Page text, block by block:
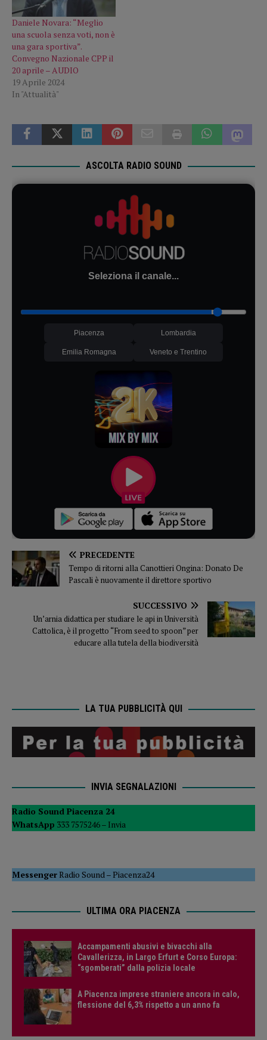
Daniele Novara: “Meglio
una scuola senza voti, non è
una gara sportiva”.
Convegno Nazionale CPP il
20 aprile – AUDIO
19 Aprile 2024
In "Attualità"
ASCOLTA RADIO SOUND
Seleziona il canale...
Piacenza Lombardia
Emilia Romagna Veneto e Trentino
PRECEDENTE
Tempo di ritorni alla Canottieri Ongina: Donato De
Pascali è nuovamente il direttore sportivo
SUCCESSIVO
Un’arnia didattica per studiare le api in Università
Cattolica, è il progetto “From seed to spoon” per
educare alla tutela della biodiversità
LA TUA PUBBLICITÀ QUI
INVIA SEGNALAZIONI
Radio Sound Piacenza 24
WhatsApp 333 7575246 – Invia
MessengerRadio Sound–Piacenza24
ULTIMA ORA PIACENZA
Accampamenti abusivi e bivacchi alla
Cavallerizza, in Largo Erfurt e Corso Europa:
“sgomberati” dalla polizia locale
A Piacenza imprese straniere ancora in calo,
flessione del 6,3% rispetto a un anno fa